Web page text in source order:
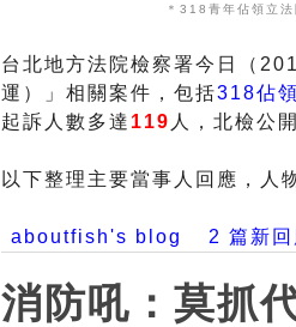
＊318青年佔領立
台北地方法院檢察署今日（
運）」相關案件，包括318佔
起訴人數多達 119 人，北檢公
以下整理主要當事人回應，人
aboutfish's blog 2 篇新回
消防吼：莫抓